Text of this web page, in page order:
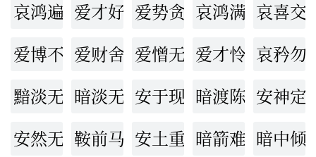
哀鸿遍地爱才好士爱势贪财哀鸿满路哀喜交
爱博不专爱财舍命爱憎无常爱才怜弱哀矜勿
黯淡无光暗淡无光安于现状暗渡陈仓安神定
安然无事鞍前马后安土重迁暗箭难防暗中倾